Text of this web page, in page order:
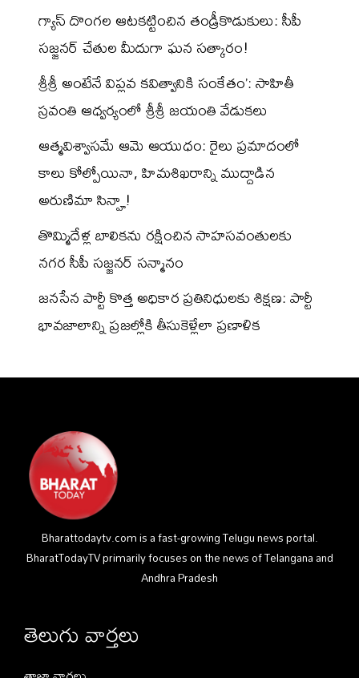
గ్యాస్ దొంగల ఆటకట్టించిన తండ్రీకొడుకులు: సీపీ
సజ్జనర్ చేతుల మీదుగా ఘన సత్కారం!
శ్రీశ్రీ అంటేనే విప్లవ కవిత్వానికి సంకేతం’: సాహితీ
స్రవంతి ఆధ్వర్యంలో శ్రీశ్రీ జయంతి వేడుకలు
ఆత్మవిశ్వాసమే ఆమె ఆయుధం: రైలు ప్రమాదంలో
కాలు కోల్పోయినా, హిమశిఖరాన్ని ముద్దాడిన
అరుణిమా సిన్హా!
తొమ్మిదేళ్ల బాలికను రక్షించిన సాహసవంతులకు
నగర సీపీ సజ్జనర్ సన్మానం
జనసేన పార్టీ కొత్త అధికార ప్రతినిధులకు శిక్షణ: పార్టీ
భావజాలాన్ని ప్రజల్లోకి తీసుకెళ్లేలా ప్రణాళిక
Bharattodaytv.com is a fast-growing Telugu news portal.
BharatTodayTV primarily focuses on the news of Telangana and
Andhra Pradesh
తెలుగు వార్తలు